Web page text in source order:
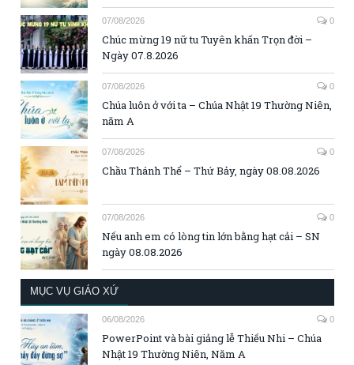
07/08/2026 0
Chúc mừng 19 nữ tu Tuyên khấn Trọn đời –
Ngày 07.8.2026
07/08/2026 0
Chúa luôn ở với ta – Chúa Nhật 19 Thường Niên,
năm A
07/08/2026 0
Chầu Thánh Thể – Thứ Bảy, ngày 08.08.2026
07/08/2026 0
Nếu anh em có lòng tin lớn bằng hạt cải – SN
ngày 08.08.2026
MỤC VỤ GIÁO XỨ
06/08/2026 0
PowerPoint và bài giảng lễ Thiếu Nhi – Chúa
Nhật 19 Thường Niên, Năm A